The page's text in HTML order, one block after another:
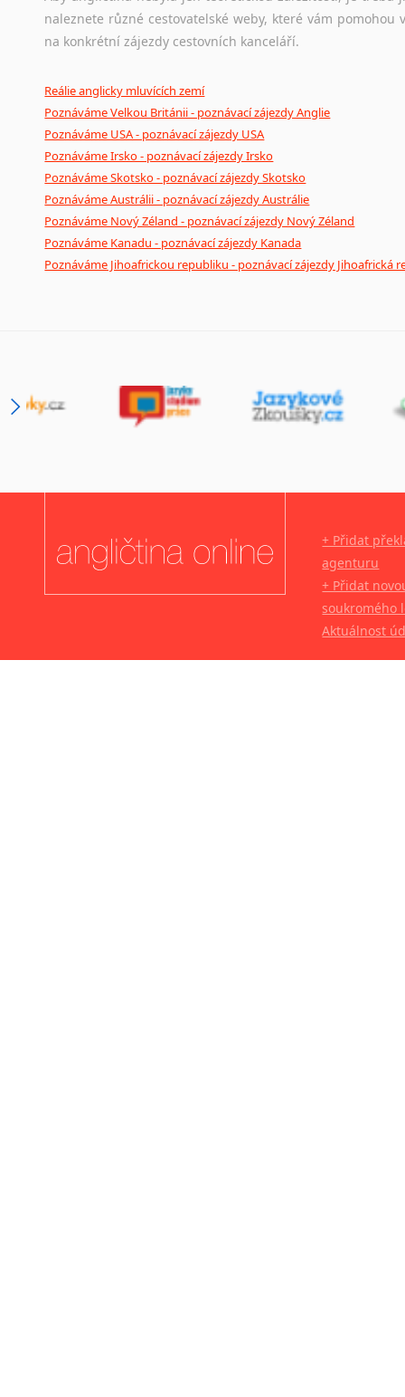
naleznete různé cestovatelské weby, které vám
na konkrétní zájezdy cestovních kanceláří.
Reálie anglicky mluvících zemí
Poznáváme Velkou Británii - poznávací zájezdy Anglie
Poznáváme USA - poznávací zájezdy USA
Poznáváme Irsko - poznávací zájezdy Irsko
Poznáváme Skotsko - poznávací zájezdy Skotsko
Poznáváme Austrálii - poznávací zájezdy Austrálie
Poznáváme Nový Zéland - poznávací zájezdy Nový Zéland
Poznáváme Kanadu - poznávací zájezdy Kanada
Poznáváme Jihoafrickou republiku - poznávací zájezdy Jihoafrická
+ Přidat
agenturu
+ Přidat
soukromého
Aktuálnost